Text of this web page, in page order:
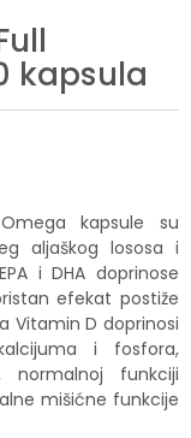
kapsula
kapsule su
aljaškog lososa i
i DHA doprinose
efekat postiže
Vitamin D doprinosi
i fosfora,
funkciji
mišićne funkcije